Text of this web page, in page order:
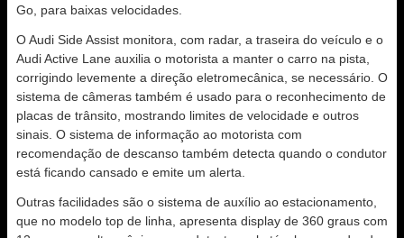
Go, para baixas velocidades.
O Audi Side Assist monitora, com radar, a traseira do veículo e o
Audi Active Lane auxilia o motorista a manter o carro na pista,
corrigindo levemente a direção eletromecânica, se necessário. O
sistema de câmeras também é usado para o reconhecimento de
placas de trânsito, mostrando limites de velocidade e outros
sinais. O sistema de informação ao motorista com
recomendação de descanso também detecta quando o condutor
está ficando cansado e emite um alerta.
Outras facilidades são o sistema de auxílio ao estacionamento,
que no modelo top de linha, apresenta display de 360 graus com